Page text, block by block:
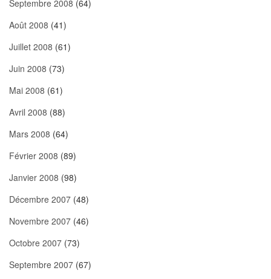
Septembre 2008 (64)
Août 2008 (41)
Juillet 2008 (61)
Juin 2008 (73)
Mai 2008 (61)
Avril 2008 (88)
Mars 2008 (64)
Février 2008 (89)
Janvier 2008 (98)
Décembre 2007 (48)
Novembre 2007 (46)
Octobre 2007 (73)
Septembre 2007 (67)